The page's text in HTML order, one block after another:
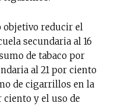
objetivo reducir el
secundaria al 16
de tabaco por
al 21 por ciento
de cigarrillos en la
ciento y el uso de